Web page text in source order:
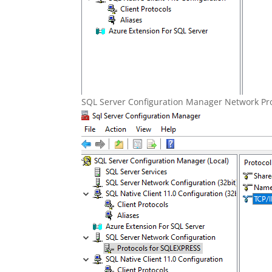
SQL Server Configuration Manager Network